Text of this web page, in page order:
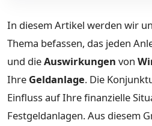
In diesem Artikel werden wir
Thema befassen, das jeden
und dieAuswirkungen von
Ihre Geldanlage. Die
Einfluss auf Ihre finanzielle
Festgeldanlagen. Aus diesem